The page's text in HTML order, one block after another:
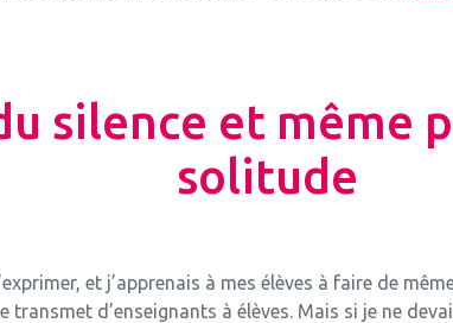
silence et même
solitude
et j’apprenais à mes élèves à faire de
d’enseignants à élèves. Mais si je ne